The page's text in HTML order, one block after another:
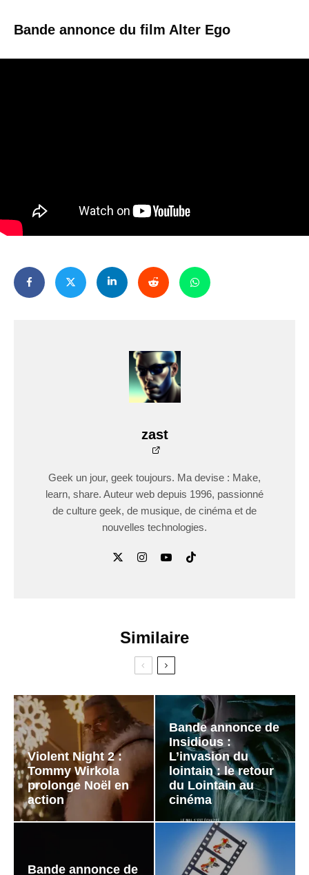
Bande annonce du film Alter Ego
zast
Geek un jour, geek toujours. Ma devise : Make,
learn, share. Auteur web depuis 1996, passionné
de culture geek, de musique, de cinéma et de
nouvelles technologies.
Similaire
Violent Night 2 :
Tommy Wirkola
prolonge Noël en
action
Bande annonce de
Insidious :
L’invasion du
lointain : le retour
du Lointain au
cinéma
Bande annonce de